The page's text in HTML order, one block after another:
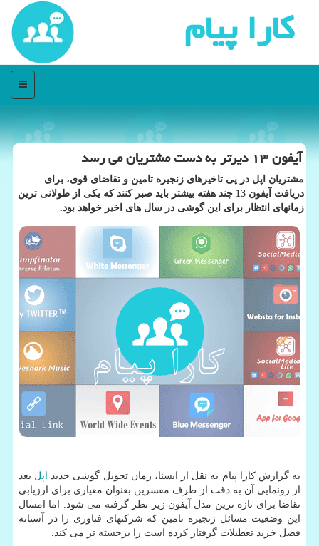
كارا پیام
منو
آیفون ۱۳ دیرتر به دست مشتریان می رسد
مشتریان اپل در پی تاخیرهای زنجیره تامین و تقاضای قوی، برای
دریافت آیفون 13 چند هفته بیشتر باید صبر کنند که یکی از طولانی ترین
زمانهای انتظار برای این گوشی در سال های اخیر خواهد بود.
به گزارش کارا پیام به نقل از ایسنا، زمان تحویل گوشی جدید اپل بعد
از رونمایی آن به دقت از طرف مفسرین بعنوان معیاری برای ارزیابی
تقاضا برای تازه ترین مدل آیفون زیر نظر گرفته می شود. اما امسال
این وضعیت مسائل زنجیره تامین که شرکتهای فناوری را در آستانه
فصل خرید تعطیلات گرفتار کرده است را برجسته تر می کند.